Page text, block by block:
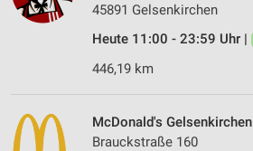
45891 Gelsenkirchen
Heute 11:00 - 23:59 Uhr |
446,19 km
McDonald's Gelsenkirchen
Brauckstraße 160